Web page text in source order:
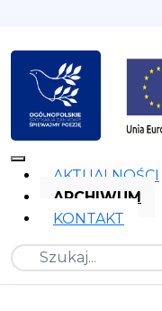
AKTUALNOŚCI
ARCHIWUM
KONTAKT
Szukaj